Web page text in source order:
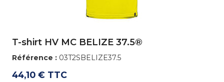
T-shirt HV MC BELIZE 37.5®
Référence :03T2SBELIZE37.5
44,10 € TTC